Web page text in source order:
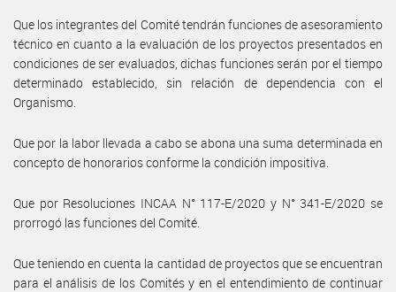
Que los integrantes del Comité tendrán funciones de asesoramiento
técnico en cuanto a la evaluación de los proyectos presentados en
condiciones de ser evaluados, dichas funciones serán por el tiempo
determinado establecido, sin relación de dependencia con el
Organismo.
Que por la labor llevada a cabo se abona una suma determinada en
concepto de honorarios conforme la condición impositiva.
Que por Resoluciones INCAA N° 117-E/2020 y N° 341-E/2020 se
prorrogó las funciones del Comité.
Que teniendo en cuenta la cantidad de proyectos que se encuentran
para el análisis de los Comités y en el entendimiento de continuar